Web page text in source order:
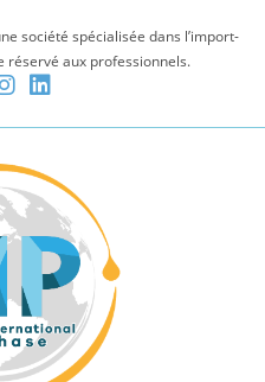
société spécialisée dans l’import-
réservé aux professionnels.